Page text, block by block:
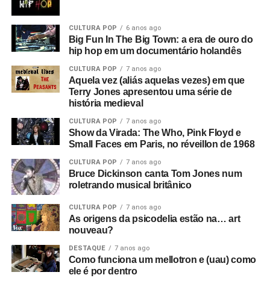
CULTURA POP 6 anos ago
Big Fun In The Big Town: a era de ouro do
hip hop em um documentário holandês
CULTURA POP 7 anos ago
Aquela vez (aliás aquelas vezes) em que
Terry Jones apresentou uma série de
história medieval
CULTURA POP 7 anos ago
Show da Virada: The Who, Pink Floyd e
Small Faces em Paris, no réveillon de 1968
CULTURA POP 7 anos ago
Bruce Dickinson canta Tom Jones num
roletrando musical britânico
CULTURA POP 7 anos ago
As origens da psicodelia estão na… art
nouveau?
DESTAQUE 7 anos ago
Como funciona um mellotron e (uau) como
ele é por dentro